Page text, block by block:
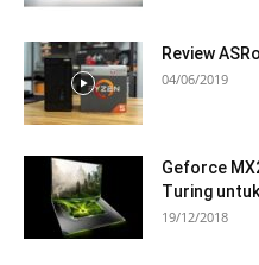
Review
04/06/2019
Geforce
Turing
19/12/2018